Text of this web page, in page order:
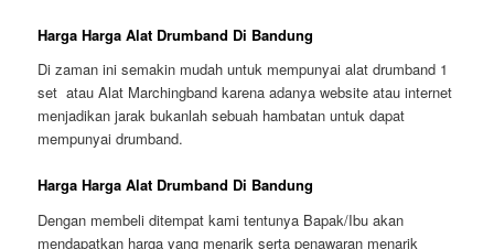
Harga Harga Alat Drumband Di Bandung
Di zaman ini semakin mudah untuk mempunyai alat drumband 1
set atau Alat Marchingband karena adanya website atau internet
menjadikan jarak bukanlah sebuah hambatan untuk dapat
mempunyai drumband.
Harga Harga Alat Drumband Di Bandung
Dengan membeli ditempat kami tentunya Bapak/Ibu akan
mendapatkan harga yang menarik serta penawaran menarik